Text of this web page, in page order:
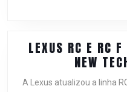
LEXUS RC E RC
NEW
A Lexus atualizou a linha